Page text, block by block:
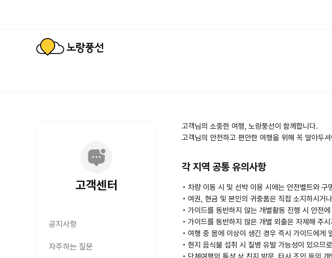
고객센터
공지사항
자주하는 질문
고객님의 소중한 여행, 노랑풍선이 함께합니다.
고객님의 안전하고 편안한 여행을 위해 꼭 알아두
각 지역 공통 유의사항
차량 이동 시 및 선박 이용 시에는 안전벨트와 구
여권, 현금 및 본인의 귀중품은 직접 소지하시거
가이드를 동반하지 않는 개별활동 진행 시 안전
가이드를 동반하지 않은 개별 외출은 자제해 주
여행 중 몸에 이상이 생긴 경우 즉시 가이드에게
현지 음식물 섭취 시 질병 유발 가능성이 있으므